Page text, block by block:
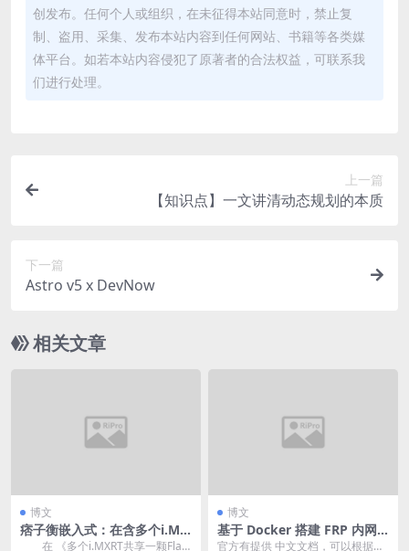
创发布。任何个人或组织，在未征得本站同意时，禁止复
制、盗用、采集、发布本站内容到任何网站、书籍等各类媒
体平台。如若本站内容侵犯了原著者的合法权益，可联系我
们进行处理。
上一篇
【知识点】一文讲清动态规划的本质
下一篇
Astro v5 x DevNow
相关文章
博文
痞子衡嵌入式：在含多个i.MX
RT的主从系统中共享一颗Flas
在 《多个i.MXRT共享一颗Flas
博文
基于 Docker 搭建 FRP 内网
穿透开源项目（很简单哒）
官方有提供 中文文档，可以根据文